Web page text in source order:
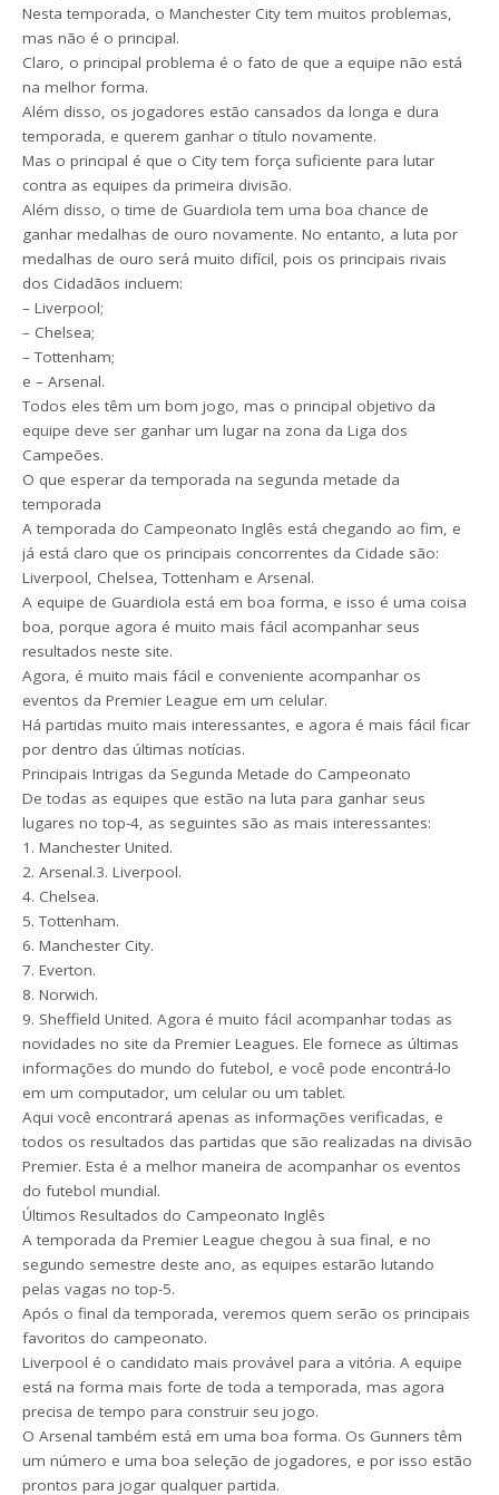
Nesta temporada, o Manchester City tem muitos problemas,
mas não é o principal.
Claro, o principal problema é o fato de que a equipe não está
na melhor forma.
Além disso, os jogadores estão cansados da longa e dura
temporada, e querem ganhar o título novamente.
Mas o principal é que o City tem força suficiente para lutar
contra as equipes da primeira divisão.
Além disso, o time de Guardiola tem uma boa chance de
ganhar medalhas de ouro novamente. No entanto, a luta por
medalhas de ouro será muito difícil, pois os principais rivais
dos Cidadãos incluem:
– Liverpool;
– Chelsea;
– Tottenham;
e – Arsenal.
Todos eles têm um bom jogo, mas o principal objetivo da
equipe deve ser ganhar um lugar na zona da Liga dos
Campeões.
O que esperar da temporada na segunda metade da
temporada
A temporada do Campeonato Inglês está chegando ao fim, e
já está claro que os principais concorrentes da Cidade são:
Liverpool, Chelsea, Tottenham e Arsenal.
A equipe de Guardiola está em boa forma, e isso é uma coisa
boa, porque agora é muito mais fácil acompanhar seus
resultados neste site.
Agora, é muito mais fácil e conveniente acompanhar os
eventos da Premier League em um celular.
Há partidas muito mais interessantes, e agora é mais fácil ficar
por dentro das últimas notícias.
Principais Intrigas da Segunda Metade do Campeonato
De todas as equipes que estão na luta para ganhar seus
lugares no top-4, as seguintes são as mais interessantes:
1. Manchester United.
2. Arsenal.3. Liverpool.
4. Chelsea.
5. Tottenham.
6. Manchester City.
7. Everton.
8. Norwich.
9. Sheffield United. Agora é muito fácil acompanhar todas as
novidades no site da Premier Leagues. Ele fornece as últimas
informações do mundo do futebol, e você pode encontrá-lo
em um computador, um celular ou um tablet.
Aqui você encontrará apenas as informações verificadas, e
todos os resultados das partidas que são realizadas na divisão
Premier. Esta é a melhor maneira de acompanhar os eventos
do futebol mundial.
Últimos Resultados do Campeonato Inglês
A temporada da Premier League chegou à sua final, e no
segundo semestre deste ano, as equipes estarão lutando
pelas vagas no top-5.
Após o final da temporada, veremos quem serão os principais
favoritos do campeonato.
Liverpool é o candidato mais provável para a vitória. A equipe
está na forma mais forte de toda a temporada, mas agora
precisa de tempo para construir seu jogo.
O Arsenal também está em uma boa forma. Os Gunners têm
um número e uma boa seleção de jogadores, e por isso estão
prontos para jogar qualquer partida.